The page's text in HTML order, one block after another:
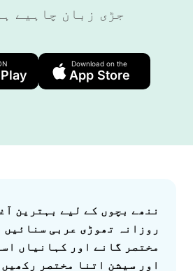
جڑی زبان چاہیے
Download on the
App Store
Answer
ننھے بچوں کے لیے بہترین
روزانہ تھوڑی عربی سنائیں
مختصر گانے اور کہانیاں
اور سیشن اتنا مختصر